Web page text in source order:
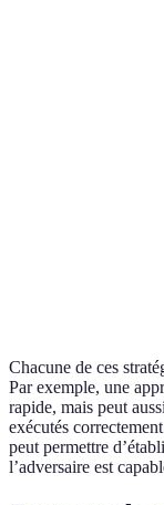
Chacune de ces
Par exemple, une
rapide, mais peut
exécutés
peut permettre
l’adversaire est